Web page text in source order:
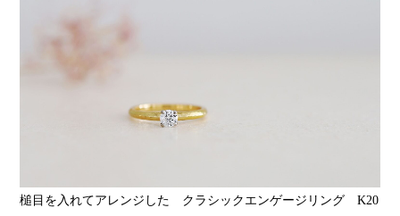
槌目を入れてアレンジした クラシックエンゲージリング K20